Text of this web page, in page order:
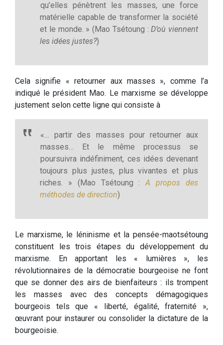
qu’elles pénètrent les masses, une force
matérielle capable de transformer la société
et le monde. » (Mao Tsétoung :D’où viennent
les idées justes?)
Cela signifie « retourner aux masses », comme l’a
indiqué le président Mao. Le marxisme se développe
justement selon cette ligne qui consiste à
«… partir des masses pour retourner aux
masses… Et le même processus se
poursuivra indéfiniment, ces idées devenant
toujours plus justes, plus vivantes et plus
riches. » (Mao Tsétoung :A propos des
méthodes de direction)
Le marxisme, le léninisme et la pensée-maotsétoung
constituent les trois étapes du développement du
marxisme. En apportant les « lumières », les
révolutionnaires de la démocratie bourgeoise ne font
que se donner des airs de bienfaiteurs : ils trompent
les masses avec des concepts démagogiques
bourgeois tels que « liberté, égalité, fraternité »,
œuvrant pour instaurer ou consolider la dictature de la
bourgeoisie.